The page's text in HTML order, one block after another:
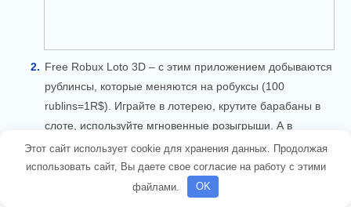
Free Robux Loto 3D – с этим приложением добываются
рублинсы, которые меняются на робуксы (100
rublins=1R$). Играйте в лотерею, крутите барабаны в
слоте, используйте мгновенные розыгрыши. А в
разделе «ещё больше рублинов» вас ждут задания (в
основном это установка игр).
Этот сайт использует cookie для хранения данных. Продолжая
использовать сайт, Вы даете свое согласие на работу с этими
файлами.
OK